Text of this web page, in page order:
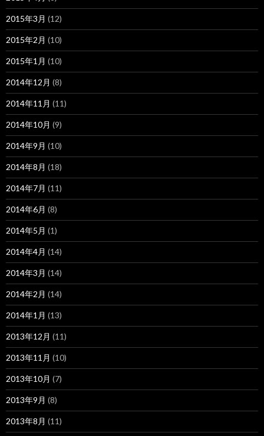
2015年3月 (12)
2015年2月 (10)
2015年1月 (10)
2014年12月 (8)
2014年11月 (11)
2014年10月 (9)
2014年9月 (10)
2014年8月 (18)
2014年7月 (11)
2014年6月 (8)
2014年5月 (1)
2014年4月 (14)
2014年3月 (14)
2014年2月 (14)
2014年1月 (13)
2013年12月 (11)
2013年11月 (10)
2013年10月 (7)
2013年9月 (8)
2013年8月 (11)